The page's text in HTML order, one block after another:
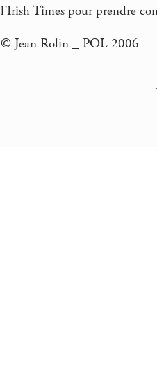
l’Irish Times pour prendre
© Jean Rolin _ POL 2006